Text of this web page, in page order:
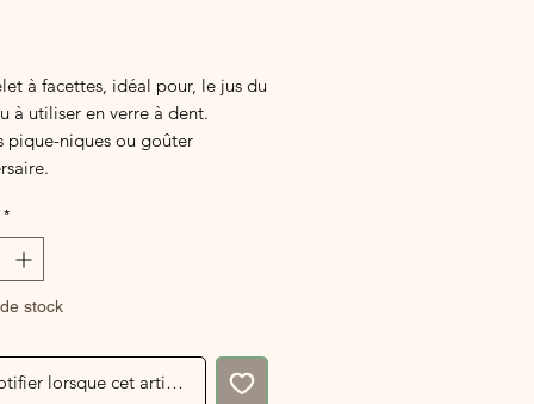
à facettes, idéal pour, le jus du
à utiliser en verre à dent.
pique-niques ou goûter
les assiettes assorties.
*
stock
lorsque cet article est disponible